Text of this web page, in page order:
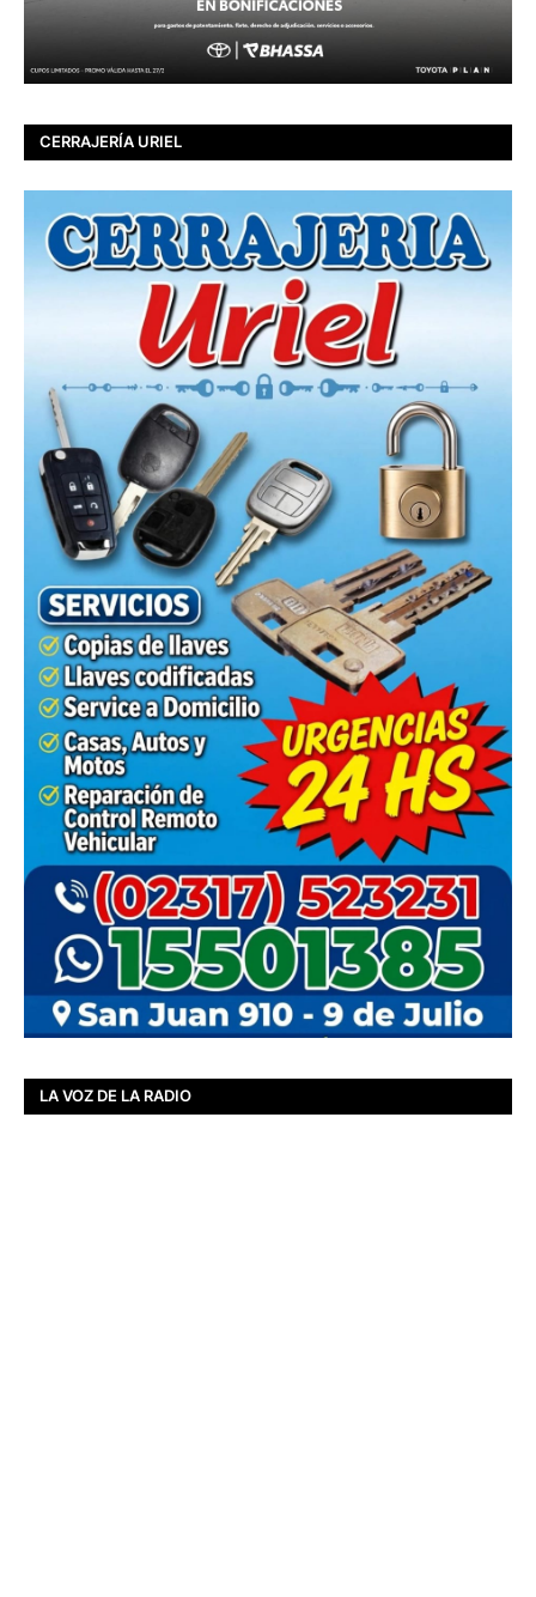
CERRAJERÍA URIEL
LA VOZ DE LA RADIO